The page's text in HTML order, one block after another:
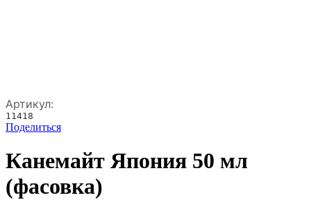
Артикул:
11418
Поделиться
Канемайт Япония 50 мл
(фасовка)